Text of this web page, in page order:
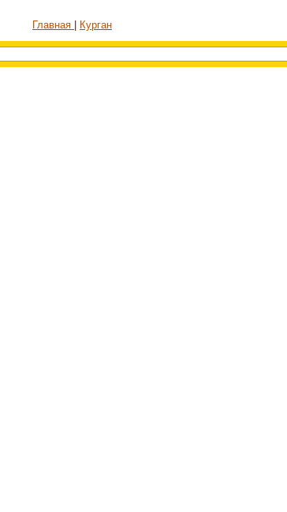
Главная Курган